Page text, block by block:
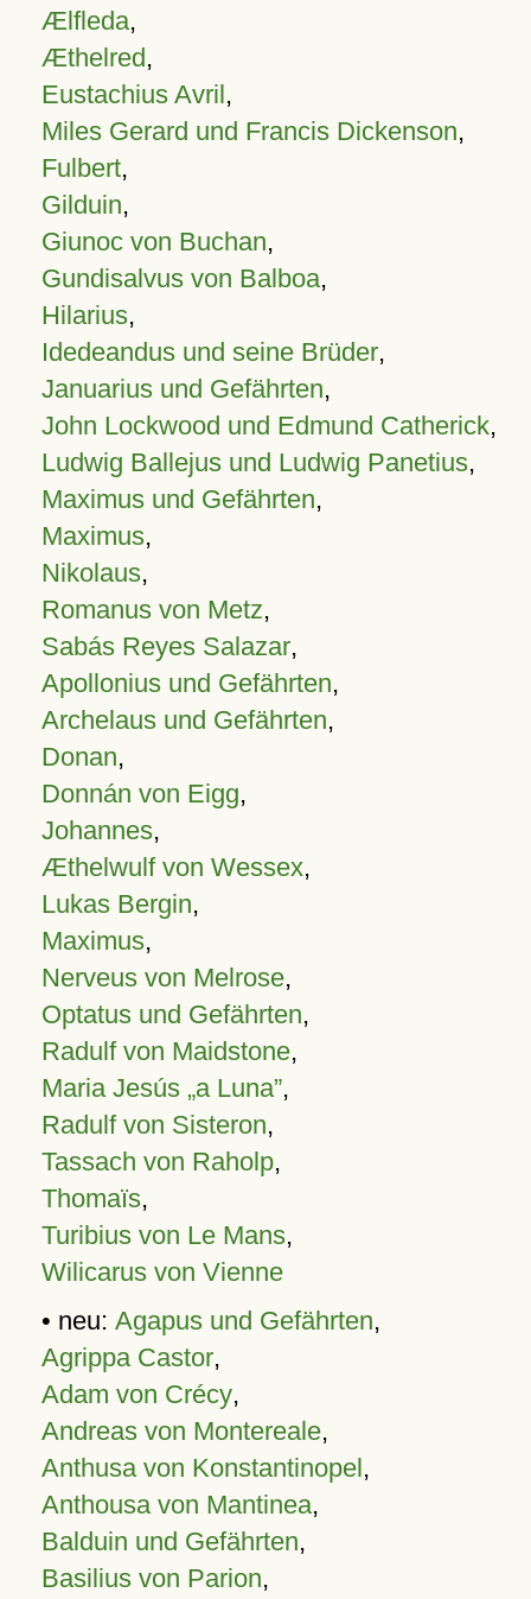
Ælfleda,
Æthelred,
Eustachius Avril,
Miles Gerard und Francis Dickenson,
Fulbert,
Gilduin,
Giunoc von Buchan,
Gundisalvus von Balboa,
Hilarius,
Idedeandus und seine Brüder,
Januarius und Gefährten,
John Lockwood und Edmund Catherick,
Ludwig Ballejus und Ludwig Panetius,
Maximus und Gefährten,
Maximus,
Nikolaus,
Romanus von Metz,
Sabás Reyes Salazar,
Apollonius und Gefährten,
Archelaus und Gefährten,
Donan,
Donnán von Eigg,
Johannes,
Æthelwulf von Wessex,
Lukas Bergin,
Maximus,
Nerveus von Melrose,
Optatus und Gefährten,
Radulf von Maidstone,
Maria Jesús „a Luna”,
Radulf von Sisteron,
Tassach von Raholp,
Thomaïs,
Turibius von Le Mans,
Wilicarus von Vienne
• neu: Agapus und Gefährten,
Agrippa Castor,
Adam von Crécy,
Andreas von Montereale,
Anthusa von Konstantinopel,
Anthousa von Mantinea,
Balduin und Gefährten,
Basilius von Parion,